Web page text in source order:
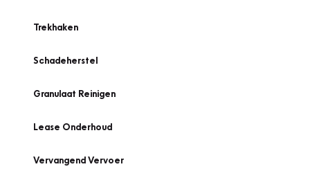
Trekhaken
Schadeherstel
Granulaat Reinigen
Lease Onderhoud
Vervangend Vervoer